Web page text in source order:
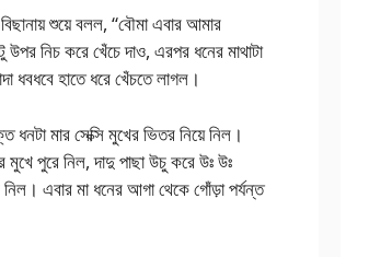
শুয়ে বলল, “বৌমা এবার আমার
নিচ করে খেঁচে দাও, এরপর ধনের মাথাটা
ধবধবে হাতে ধরে খেঁচতে লাগল।
মার সেক্সি মুখের ভিতর নিয়ে নিল।
মুখে পুরে নিল, দাদু পাছা উচু করে উঃ উঃ
এবার মা ধনের আগা থেকে গোঁড়া পর্যন্ত